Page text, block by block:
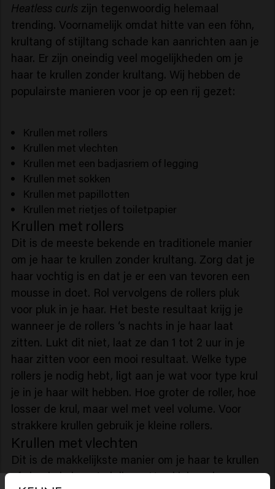
Heatless curls zijn tegenwoordig helemaal
trending. Voornamelijk omdat hitte van een föhn,
krultang of stijltang schade kan aanrichten aan je
haar. Er zijn oneindig veel mogelijkheden om je
haar te krullen zonder krultang. Wij hebben de
populairste manieren voor je op een rij gezet:
Krullen met rollers
Krullen met vlechten
Krullen met een badjasriem of legging
Krullen met sokken
Krullen met papillotten
Krullen met rietjes of toiletpapier
Krullen met rollers
Dit is de meeste bekende en traditionele manier
om je haar te krullen zonder krultang. Zorg dat je
haar vochtig is en dat je er een van tevoren een
mousse in doet. Rol vervolgens de rollers pluk
voor pluk in je haar. Het beste resultaat krijg je
wanneer je de rollers ‘s nachts in je haar laat
zitten. Lukt dit niet, laat ze dan 1 tot 2 uur in je
haar zitten voor een mooi resultaat. Welke type
rollers je nodig hebt, ligt aan je wat voor type krul
je in je haar wilt hebben. Hoe groter de roller, hoe
losser de krul, maar wel met veel volume. Voor
strakkere krullen gebruik je kleine rollers.
Krullen met vlechten
Dit is de makkelijkste manier om je haar te krullen
of slag in je haar te krijgen. Hoe kleiner de